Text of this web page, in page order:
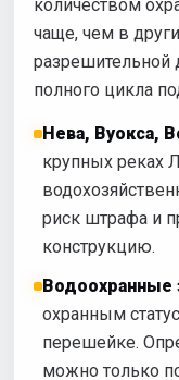
количеством
чаще, чем в
разрешительной
полного цикла
Нева, Вуокса,
крупных реках
риск штрафа и
конструкцию.
Водоохранные
охранным
перешейке.
можно только